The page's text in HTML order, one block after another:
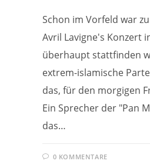
Schon im Vorfeld war
Avril Lavigne's Konzert
überhaupt stattfinden
extrem-islamische
das, für den morgigen
Ein Sprecher der "Pan
das…
0 KOMMENTARE